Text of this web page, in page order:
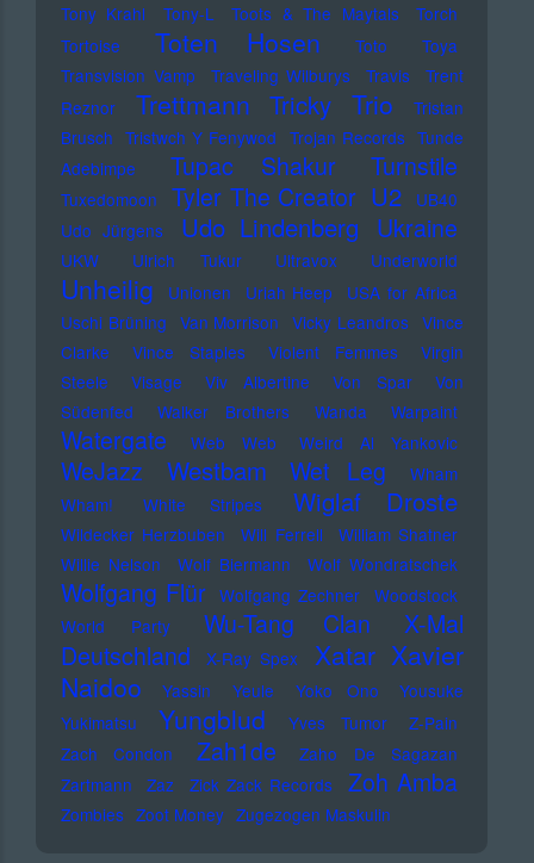
Tony Krahl
Tony-L Toots & The Maytals
Torch
Tortoise
Toten Hosen Toto
Toya
Transvision Vamp
Traveling Wilburys Travis
Trent
Reznor
Trettmann Tricky Trio
Tristan
Brusch Tristwch Y Fenywod Trojan Records Tunde
Adebimpe
Tupac Shakur Turnstile
Tuxedomoon Tyler The Creator U2
UB40
Udo Jürgens
Udo Lindenberg Ukraine
UKW Ulrich Tukur Ultravox Underworld
Unheilig Unionen Uriah Heep
USA for Africa
Uschi Brüning Van Morrison Vicky Leandros Vince
Clarke
Vince Staples Violent Femmes
Virgin
Steele
Visage Viv Albertine Von Spar
Von
Südenfed
Walker Brothers Wanda Warpaint
Watergate Web Web Weird Al Yankovic
WeJazz Westbam Wet Leg
Wham
Wham!
White Stripes Wiglaf Droste
Wildecker Herzbuben Will Ferrell
William Shatner
Willie Nelson
Wolf Biermann Wolf Wondratschek
Wolfgang Flür Wolfgang Zechner
Woodstock
World Party
Wu-Tang Clan
X-Mal
Deutschland
X-Ray Spex Xatar Xavier
Naidoo
Yassin Yeule Yoko Ono
Yousuke
Yukimatsu
Yungblud Yves Tumor
Z-Pain
Zach Condon
Zah1de
Zaho De Sagazan
Zartmann
Zaz Zick Zack Records Zoh Amba
Zombies Zoot Money Zugezogen Maskulin